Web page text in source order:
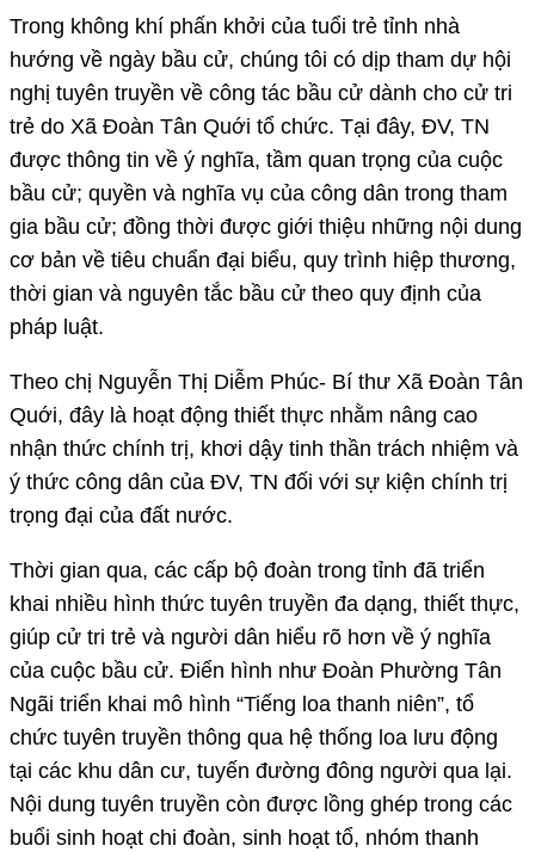
Trong không khí phấn khởi của tuổi trẻ tỉnh nhà
hướng về ngày bầu cử, chúng tôi có dịp tham dự hội
nghị tuyên truyền về công tác bầu cử dành cho cử tri
trẻ do Xã Đoàn Tân Quới tổ chức. Tại đây, ĐV, TN
được thông tin về ý nghĩa, tầm quan trọng của cuộc
bầu cử; quyền và nghĩa vụ của công dân trong tham
gia bầu cử; đồng thời được giới thiệu những nội dung
cơ bản về tiêu chuẩn đại biểu, quy trình hiệp thương,
thời gian và nguyên tắc bầu cử theo quy định của
pháp luật.
Theo chị Nguyễn Thị Diễm Phúc- Bí thư Xã Đoàn Tân
Quới, đây là hoạt động thiết thực nhằm nâng cao
nhận thức chính trị, khơi dậy tinh thần trách nhiệm và
ý thức công dân của ĐV, TN đối với sự kiện chính trị
trọng đại của đất nước.
Thời gian qua, các cấp bộ đoàn trong tỉnh đã triển
khai nhiều hình thức tuyên truyền đa dạng, thiết thực,
giúp cử tri trẻ và người dân hiểu rõ hơn về ý nghĩa
của cuộc bầu cử. Điển hình như Đoàn Phường Tân
Ngãi triển khai mô hình “Tiếng loa thanh niên”, tổ
chức tuyên truyền thông qua hệ thống loa lưu động
tại các khu dân cư, tuyến đường đông người qua lại.
Nội dung tuyên truyền còn được lồng ghép trong các
buổi sinh hoạt chi đoàn, sinh hoạt tổ, nhóm thanh